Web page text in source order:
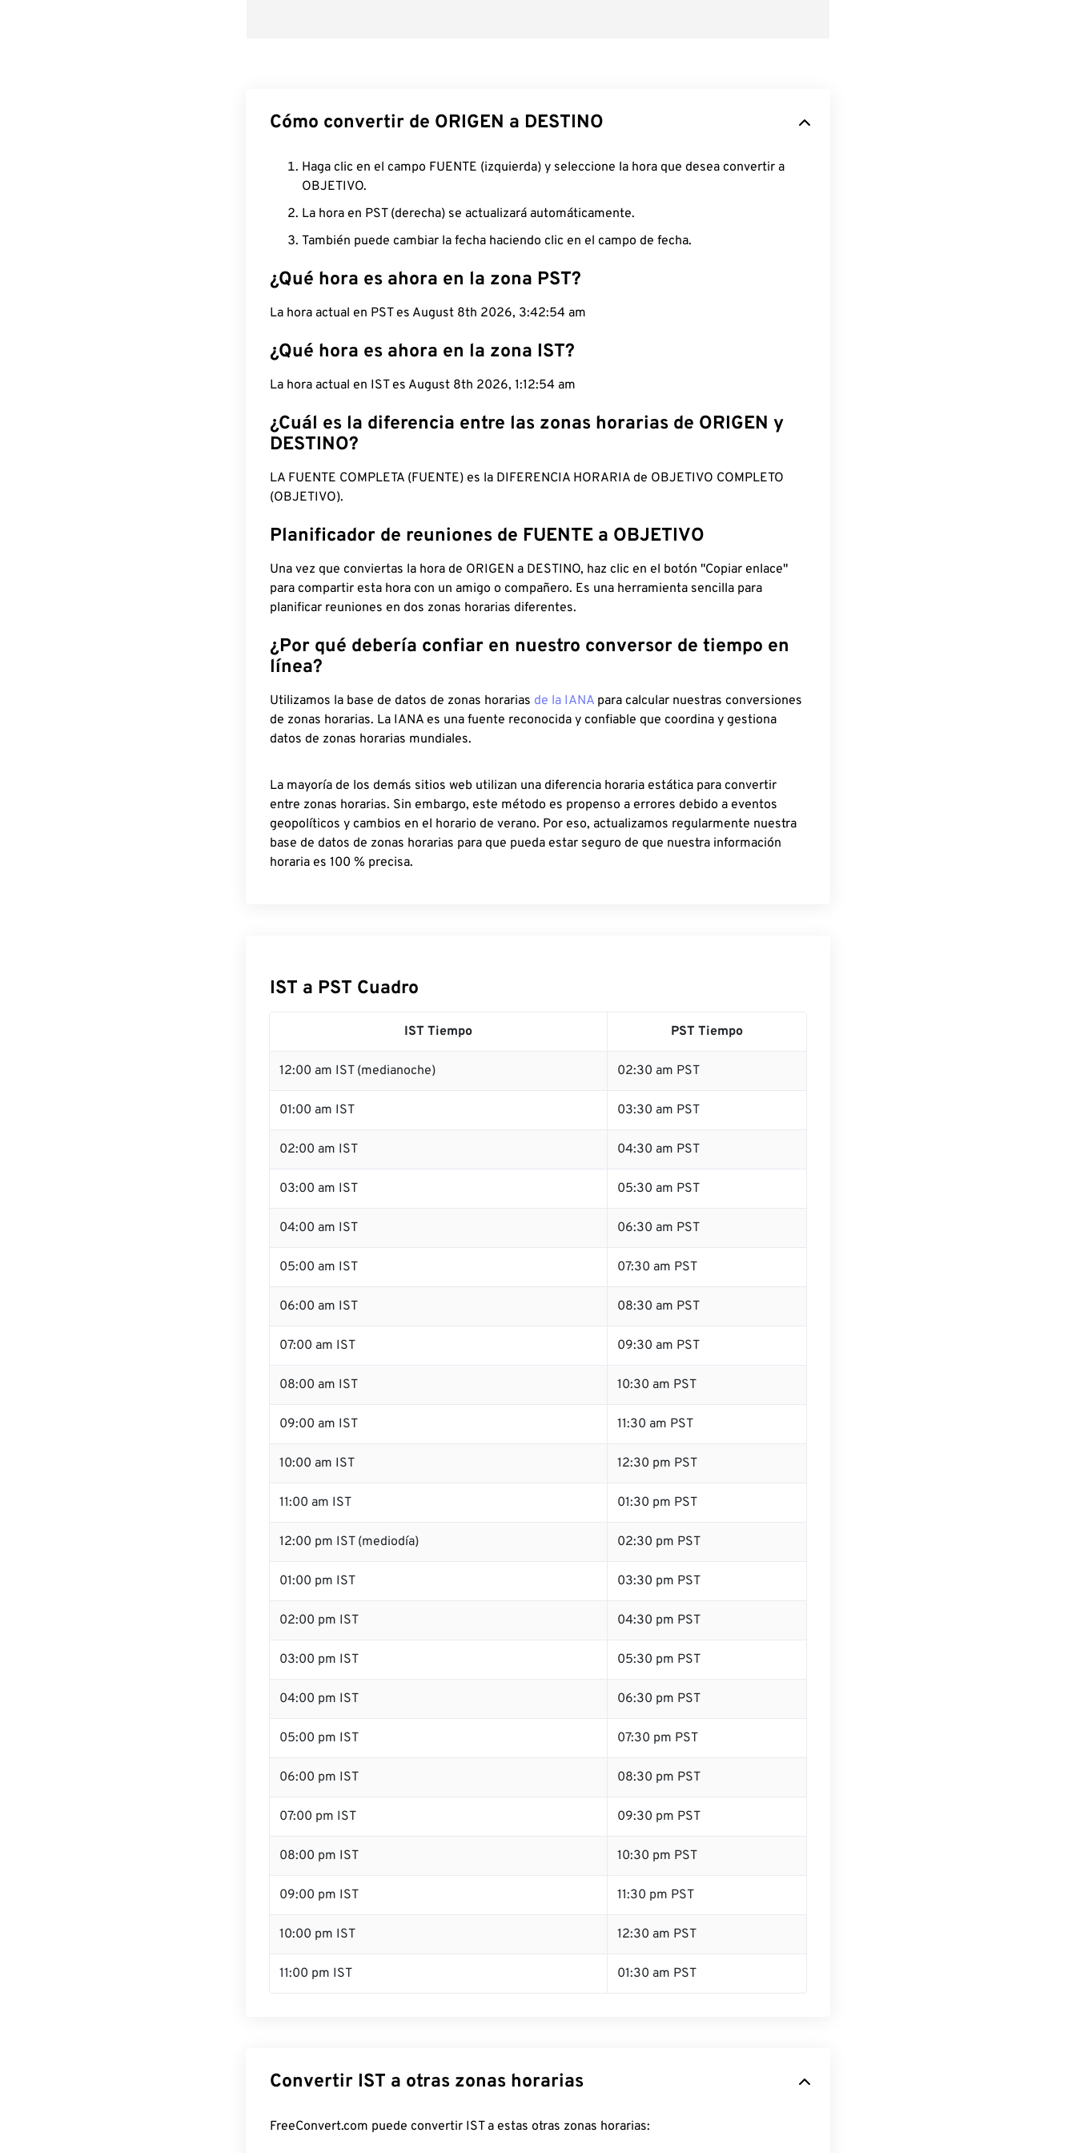
Cómo convertir de ORIGEN a DESTINO
Haga clic en el campo FUENTE (izquierda) y seleccione la hora que desea convertir a
OBJETIVO.
La hora en PST (derecha) se actualizará automáticamente.
También puede cambiar la fecha haciendo clic en el campo de fecha.
¿Qué hora es ahora en la zona PST?
La hora actual en PST es August 8th 2026, 3:42:55 am
¿Qué hora es ahora en la zona IST?
La hora actual en IST es August 8th 2026, 1:12:55 am
¿Cuál es la diferencia entre las zonas horarias de ORIGEN y
DESTINO?
LA FUENTE COMPLETA (FUENTE) es la DIFERENCIA HORARIA de OBJETIVO COMPLETO
(OBJETIVO).
Planificador de reuniones de FUENTE a OBJETIVO
Una vez que conviertas la hora de ORIGEN a DESTINO, haz clic en el botón "Copiar enlace"
para compartir esta hora con un amigo o compañero. Es una herramienta sencilla para
planificar reuniones en dos zonas horarias diferentes.
¿Por qué debería confiar en nuestro conversor de tiempo en
línea?
Utilizamos la base de datos de zonas horarias de la IANA para calcular nuestras conversiones
de zonas horarias. La IANA es una fuente reconocida y confiable que coordina y gestiona
datos de zonas horarias mundiales.
La mayoría de los demás sitios web utilizan una diferencia horaria estática para convertir
entre zonas horarias. Sin embargo, este método es propenso a errores debido a eventos
geopolíticos y cambios en el horario de verano. Por eso, actualizamos regularmente nuestra
base de datos de zonas horarias para que pueda estar seguro de que nuestra información
horaria es 100 % precisa.
IST a PST Cuadro
IST Tiempo PST Tiempo
12:00 am IST (medianoche) 02:30 am PST
01:00 am IST 03:30 am PST
02:00 am IST 04:30 am PST
03:00 am IST 05:30 am PST
04:00 am IST 06:30 am PST
05:00 am IST 07:30 am PST
06:00 am IST 08:30 am PST
07:00 am IST 09:30 am PST
08:00 am IST 10:30 am PST
09:00 am IST 11:30 am PST
10:00 am IST 12:30 pm PST
11:00 am IST 01:30 pm PST
12:00 pm IST (mediodía) 02:30 pm PST
01:00 pm IST 03:30 pm PST
02:00 pm IST 04:30 pm PST
03:00 pm IST 05:30 pm PST
04:00 pm IST 06:30 pm PST
05:00 pm IST 07:30 pm PST
06:00 pm IST 08:30 pm PST
07:00 pm IST 09:30 pm PST
08:00 pm IST 10:30 pm PST
09:00 pm IST 11:30 pm PST
10:00 pm IST 12:30 am PST
11:00 pm IST 01:30 am PST
Convertir IST a otras zonas horarias
FreeConvert.com puede convertir IST a estas otras zonas horarias: